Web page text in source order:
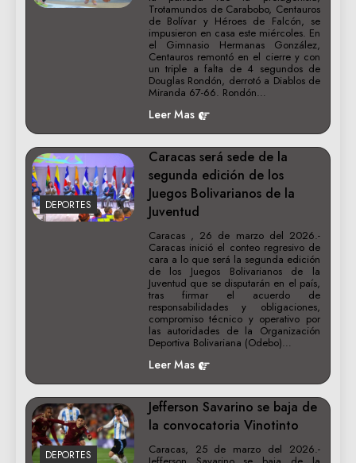
Trotamundos de Carabobo, Centauros
de Bolívar y Héroes de Falcón, se
impusieron en casa este miércoles. En
el Gimnasio Hermanas González,
Centauros remontó en el cierre y con
un triple a falta de 4 segundos de
Douglas Rondón, derrotó a Diablos de
Miranda 67-66. Rondón…
Leer Mas
DEPORTES
Caracas será sede de la
segunda edición de los
Juegos Bolivarianos de la
Juventud
Caracas , 26 de marzo del 2026.-
Caracas inició el conteo regresivo de
cara a lo que será la segunda edición
de los Juegos Bolivarianos de la
Juventud que se disputarán en el país,
tras firmar el acuerdo de
responsabilidades y obligaciones,
compromiso técnico y operativo por
las autoridades de la Organización
Deportiva Bolivariana (Odebo)…
Leer Mas
DEPORTES
Jefferson Savarino se baja de
la convocatoria Vinotinto
Caracas, 25 de marzo del 2026.-